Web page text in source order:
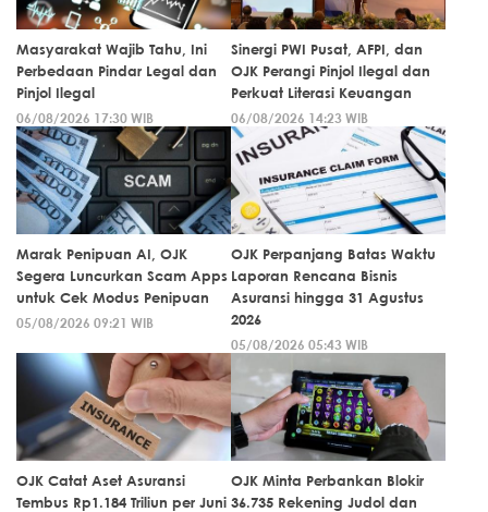
Masyarakat Wajib Tahu, Ini
Perbedaan Pindar Legal dan
Pinjol Ilegal
06/08/2026 17:30 WIB
Sinergi PWI Pusat, AFPI, dan
OJK Perangi Pinjol Ilegal dan
Perkuat Literasi Keuangan
06/08/2026 14:23 WIB
Marak Penipuan AI, OJK
Segera Luncurkan Scam Apps
untuk Cek Modus Penipuan
05/08/2026 09:21 WIB
OJK Perpanjang Batas Waktu
Laporan Rencana Bisnis
Asuransi hingga 31 Agustus
2026
05/08/2026 05:43 WIB
OJK Catat Aset Asuransi
Tembus Rp1.184 Triliun per Juni
OJK Minta Perbankan Blokir
36.735 Rekening Judol dan